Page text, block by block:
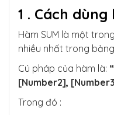
1 . Cách dùng
Hàm SUM là một
nhiều nhất trong
Cú pháp của hàm là:
[Number2],
Trong đó :